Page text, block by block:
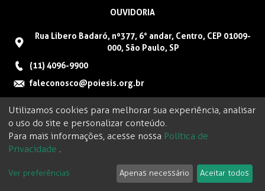
OUVIDORIA
Rua Libero Badaró, nº377, 6° andar, Centro, CEP 01009-
000, São Paulo, SP
(11) 4096-9900
faleconosco@poiesis.org.br
Utilizamos cookies para melhorar sua experiência, analisar
o uso do site e personalizar conteúdo.
Para mais informações, acesse nossa Política de
Privacidade .
Ver preferências Apenas necessário Aceitar todos